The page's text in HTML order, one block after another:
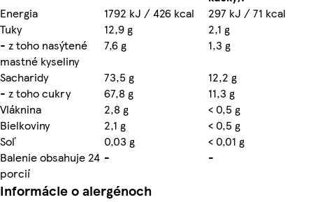
Energia
1792 kJ / 426 kcal
297 kJ / 71 kcal
Tuky
12,9 g
2,1 g
- z toho nasýtené
mastné kyseliny
7,6 g
1,3 g
Sacharidy
73,5 g
12,2 g
- z toho cukry
67,8 g
11,3 g
Vláknina
2,8 g
< 0,5 g
Bielkoviny
2,1 g
< 0,5 g
Soľ
0,03 g
< 0,01 g
Balenie obsahuje 24
porcií
- -
Informácie o alergénoch